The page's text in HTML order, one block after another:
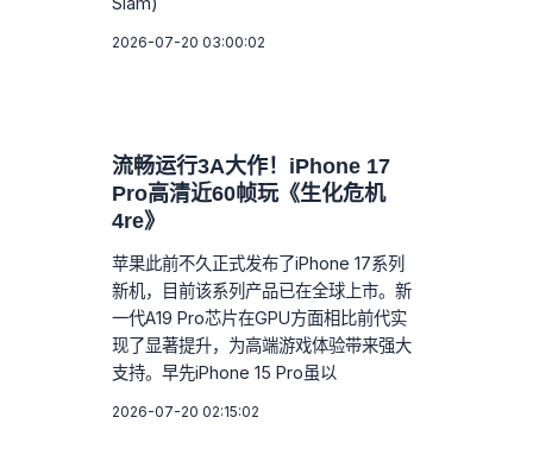
2026-07-20 03:00:02
流畅运行3A大作！iPhone 17
Pro高清近60帧玩《生化危机
4re》
苹果此前不久正式发布了iPhone 17系列
新机，目前该系列产品已在全球上市。新
一代A19 Pro芯片在GPU方面相比前代实
现了显著提升，为高端游戏体验带来强大
支持。早先iPhone 15 Pro虽以
2026-07-20 02:15:02